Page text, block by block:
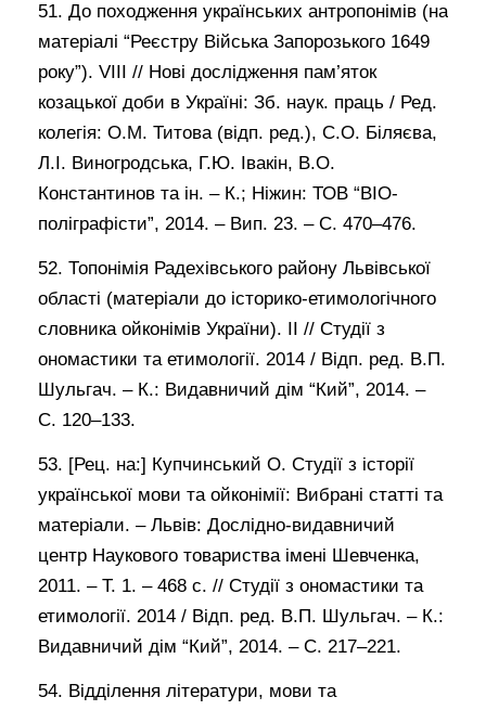
51. До походження українських антропонімів (на
матеріалі “Реєстру Війська Запорозького 1649
року”). VІІІ // Нові дослідження пам’яток
козацької доби в Україні: Зб. наук. праць / Ред.
колегія: О.М. Титова (відп. ред.), С.О. Біляєва,
Л.І. Виногродська, Г.Ю. Івакін, В.О.
Константинов та ін. – К.; Ніжин: ТОВ “ВІО-
поліграфісти”, 2014. – Вип. 23. – С. 470–476.
52. Топонімія Радехівського району Львівської
області (матеріали до історико-етимологічного
словника ойконімів України). ІІ // Студії з
ономастики та етимології. 2014 / Відп. ред. В.П.
Шульгач. – К.: Видавничий дім “Кий”, 2014. –
С. 120–133.
53. [Рец. на:] Купчинський О. Студії з історії
української мови та ойконімії: Вибрані статті та
матеріали. – Львів: Дослідно-видавничий
центр Наукового товариства імені Шевченка,
2011. – Т. 1. – 468 с. // Студії з ономастики та
етимології. 2014 / Відп. ред. В.П. Шульгач. – К.:
Видавничий дім “Кий”, 2014. – С. 217–221.
54. Відділення літератури, мови та